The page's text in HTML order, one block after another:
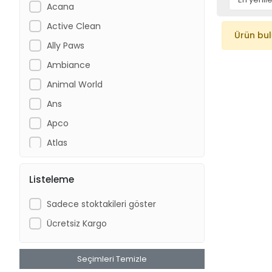
Acana
Active Clean
Ally Paws
Ambiance
Animal World
Ans
Apco
Atlas
Beaphar
Beavis
Bio PetActive
BrezzaPet
Listeleme
Sadece stoktakileri göster
Ücretsiz Kargo
Seçimleri Temizle
Ürün